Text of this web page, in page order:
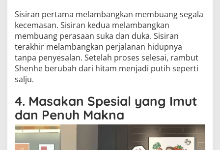
Sisiran pertama melambangkan membuang segala
kecemasan. Sisiran kedua melambangkan
membuang perasaan suka dan duka. Sisiran
terakhir melambangkan perjalanan hidupnya
tanpa penyesalan. Setelah proses selesai, rambut
Shenhe berubah dari hitam menjadi putih seperti
salju.
4. Masakan Spesial yang Imut
dan Penuh Makna